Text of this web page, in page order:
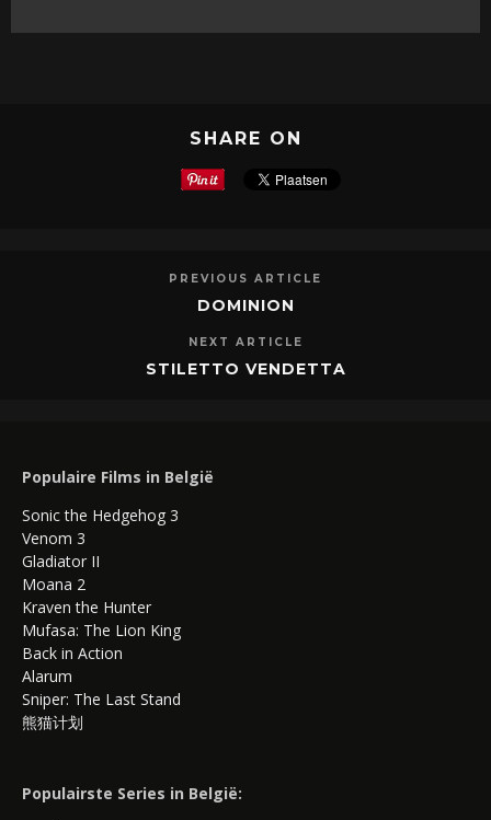
SHARE ON
PREVIOUS ARTICLE
DOMINION
NEXT ARTICLE
STILETTO VENDETTA
Populaire Films in België
Sonic the Hedgehog 3
Venom 3
Gladiator II
Moana 2
Kraven the Hunter
Mufasa: The Lion King
Back in Action
Alarum
Sniper: The Last Stand
熊猫计划
Populairste Series in België: